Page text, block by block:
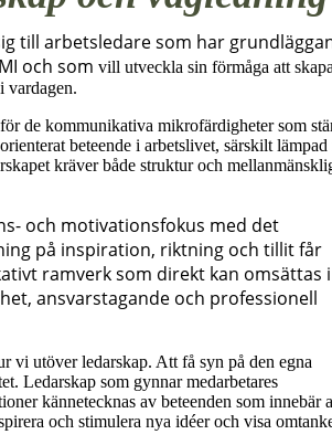
till arbetsledare som har
och somvill utveckla sin förmåga att skapa
vardagen.
de kommunikativa mikrofärdigheter som
beteende i arbetslivet, särskilt
kräver både struktur och
och motivationsfokus med det
på inspiration, riktning och tillit får
ramverk som direkt kan omsättas i
ansvarstagande och professionell
vi utöver ledarskap. Att få syn på den egna
Ledarskap som gynnar medarbetares
kännetecknas av beteenden som innebär
och stimulera nya idéer och visa